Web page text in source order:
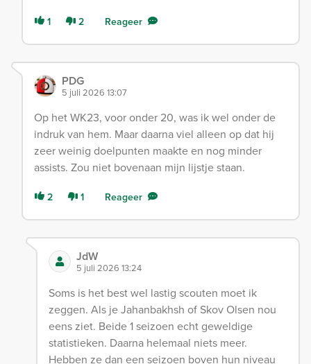
1 2 Reageer
PDG
5 juli 2026 13:07
Op het WK23, voor onder 20, was ik wel onder de
indruk van hem. Maar daarna viel alleen op dat hij
zeer weinig doelpunten maakte en nog minder
assists. Zou niet bovenaan mijn lijstje staan.
2 1 Reageer
JdW
5 juli 2026 13:24
Soms is het best wel lastig scouten moet ik
zeggen. Als je Jahanbakhsh of Skov Olsen nou
eens ziet. Beide 1 seizoen echt geweldige
statistieken. Daarna helemaal niets meer.
Hebben ze dan een seizoen boven hun niveau